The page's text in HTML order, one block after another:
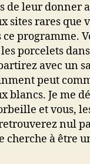
de leur donner
sites rares que
programme.
porcelets
avec un
peut
blancs. Je me
et vous,
nul
cherche à être